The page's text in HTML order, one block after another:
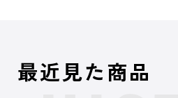
最近見た商品